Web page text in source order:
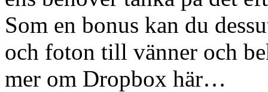
Som en bonus kan du
och foton till vänner och
mer om Dropbox här…